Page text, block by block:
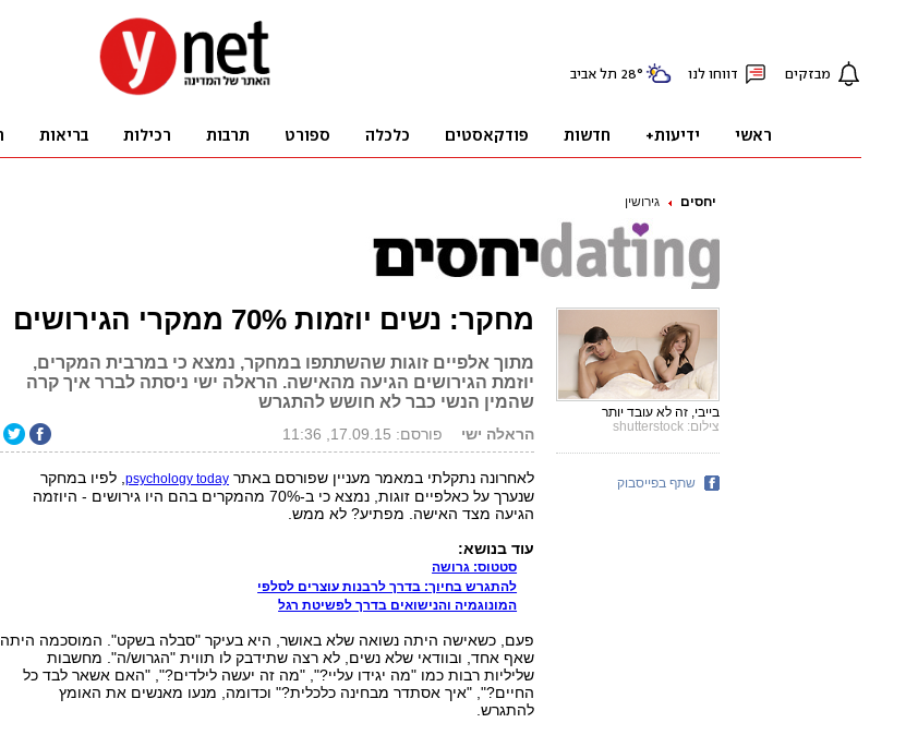
יחסים גירושין
מחקר: נשים יוזמות 70% ממקרי הגירושים
מתוך אלפיים זוגות שהשתתפו במחקר, נמצא כי במרבית המקרים,
יוזמת הגירושים הגיעה מהאישה. הראלה ישי ניסתה לברר איך קרה
שהמין הנשי כבר לא חושש להתגרש
הראלה ישי פורסם: 17.09.15, 11:36
לאחרונה נתקלתי במאמר מעניין שפורסם באתר psychology today, לפיו במחקר
שנערך על כאלפיים זוגות, נמצא כי ב-70% מהמקרים בהם היו גירושים - היוזמה
הגיעה מצד האישה. מפתיע? לא ממש.
עוד בנושא:
סטטוס: גרושה
להתגרש בחיוך: בדרך לרבנות עוצרים לסלפי
המונוגמיה והנישואים בדרך לפשיטת רגל
פעם, כשאישה היתה נשואה שלא באושר, היא בעיקר "סבלה בשקט". המוסכמה היתה
שאף אחד, ובוודאי שלא נשים, לא רצה שתידבק לו תווית "הגרוש/ה". מחשבות
שליליות רבות כמו "מה יגידו עליי?", "מה זה יעשה לילדים?", "האם אשאר לבד כל
החיים?", "איך אסתדר מבחינה כלכלית?" וכדומה, מנעו מאנשים את האומץ
להתגרש.
בייבי, זה לא עובד יותר
צילום: shutterstock
שתף בפייסבוק